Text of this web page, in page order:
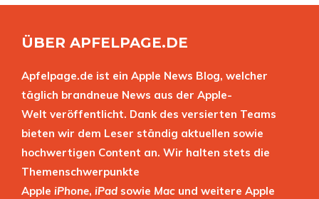
ÜBER APFELPAGE.DE
Apfelpage.de ist ein Apple News Blog, welcher
täglich brandneue News aus der Apple-
Welt veröffentlicht. Dank des versierten Teams
bieten wir dem Leser ständig aktuellen sowie
hochwertigen Content an. Wir halten stets die
Themenschwerpunkte
Apple iPhone, iPad sowie Mac und weitere Apple